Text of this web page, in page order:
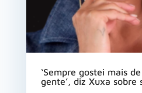
‘Sempre gostei mais
gente’, diz Xuxa sobre